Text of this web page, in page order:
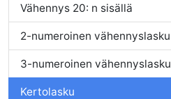
Vähennys 20: n sisällä
2-numeroinen vähennyslasku
3-numeroinen vähennyslasku
Kertolasku